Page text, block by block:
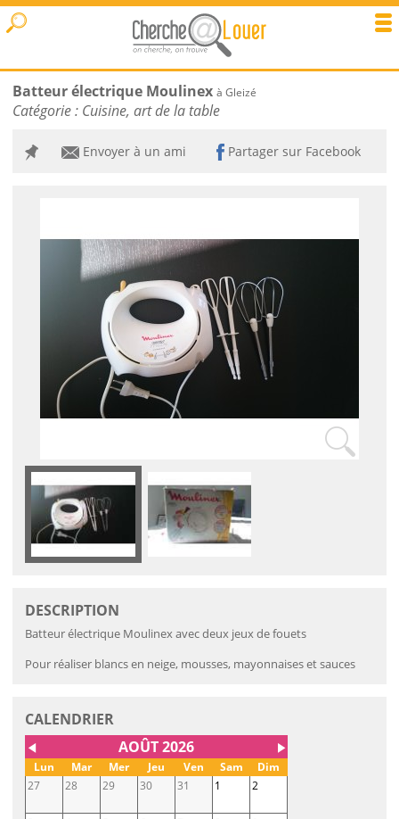
Batteur électrique Moulinex à Gleizé
Catégorie : Cuisine, art de la table
Envoyer à un ami Partager sur Facebook
DESCRIPTION
Batteur électrique Moulinex avec deux jeux de fouets
Pour réaliser blancs en neige, mousses, mayonnaises et sauces
CALENDRIER
◀ AOÛT 2026 ▶
Lun Mar Mer Jeu Ven Sam
Dim
27
28 29 30 31 1 2